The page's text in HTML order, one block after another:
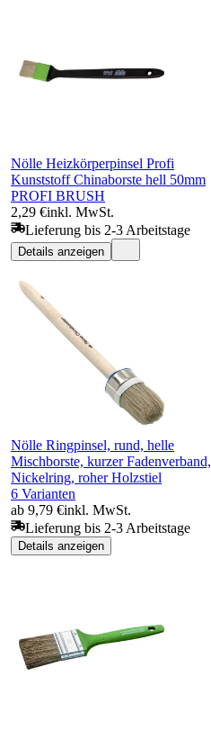
Nölle Heizkörperpinsel Profi
Kunststoff Chinaborste hell 50mm
PROFI BRUSH
2,29 €inkl. MwSt.
Lieferung bis 2-3 Arbeitstage
Details anzeigen
Nölle Ringpinsel, rund, helle
Mischborste, kurzer Fadenverband,
Nickelring, roher Holzstiel
6 Varianten
ab 9,79 €inkl. MwSt.
Lieferung bis 2-3 Arbeitstage
Details anzeigen